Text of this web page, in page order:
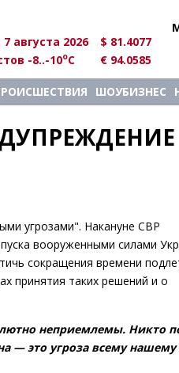
7 августа 2026
$ 81.4077
-8..-10oC € 94.0585
ШОУБИЗНЕС
угрозами". Накануне СВР
вооруженными силами
сокращения времени
принятия таких решений и о
неприемлемы. Никто
— это угроза всему